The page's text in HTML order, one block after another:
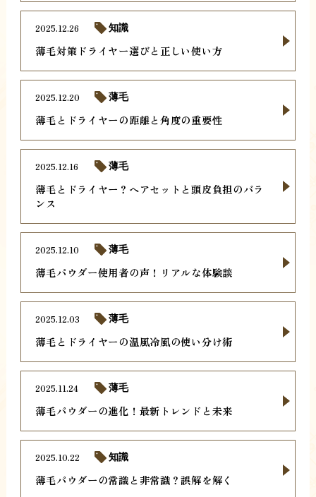
薄毛対策ドライヤー選びと正しい使い方
2025.12.26 知識
薄毛とドライヤーの距離と角度の重要性
2025.12.20 薄毛
薄毛とドライヤー？ヘアセットと頭皮負担のバラ
ンス
2025.12.16 薄毛
薄毛パウダー使用者の声！リアルな体験談
2025.12.10 薄毛
薄毛とドライヤーの温風冷風の使い分け術
2025.12.03 薄毛
薄毛パウダーの進化！最新トレンドと未来
2025.11.24 薄毛
薄毛パウダーの常識と非常識？誤解を解く
2025.10.22 知識